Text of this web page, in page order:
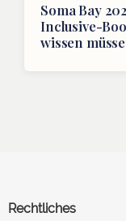
Soma Bay
Inclusive-
wissen
Rechtliches